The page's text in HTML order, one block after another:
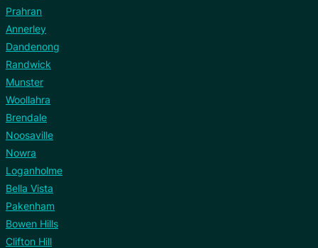
Prahran
Annerley
Dandenong
Randwick
Munster
Woollahra
Brendale
Noosaville
Nowra
Loganholme
Bella Vista
Pakenham
Bowen Hills
Clifton Hill